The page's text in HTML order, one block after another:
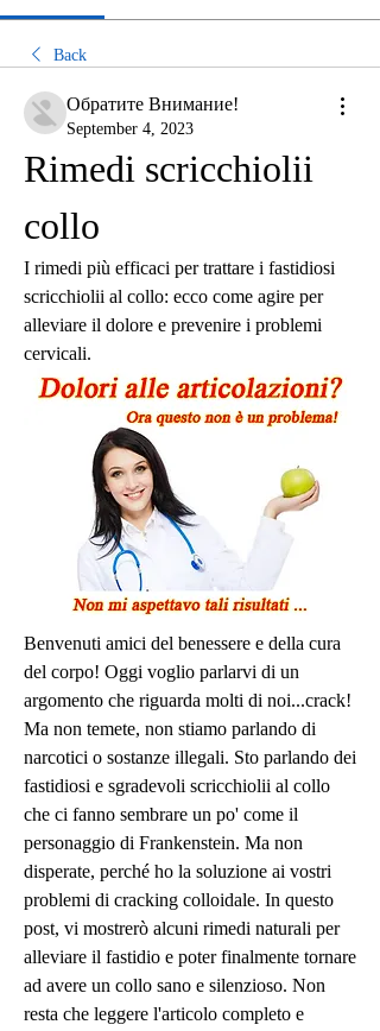
Back
Обратите Внимание!
September 4, 2023
Rimedi scricchiolii
collo
I rimedi più efficaci per trattare i fastidiosi
scricchiolii al collo: ecco come agire per
alleviare il dolore e prevenire i problemi
cervicali.
Benvenuti amici del benessere e della cura
del corpo! Oggi voglio parlarvi di un
argomento che riguarda molti di noi...crack!
Ma non temete, non stiamo parlando di
narcotici o sostanze illegali. Sto parlando dei
fastidiosi e sgradevoli scricchiolii al collo
che ci fanno sembrare un po' come il
personaggio di Frankenstein. Ma non
disperate, perché ho la soluzione ai vostri
problemi di cracking colloidale. In questo
post, vi mostrerò alcuni rimedi naturali per
alleviare il fastidio e poter finalmente tornare
ad avere un collo sano e silenzioso. Non
resta che leggere l'articolo completo e